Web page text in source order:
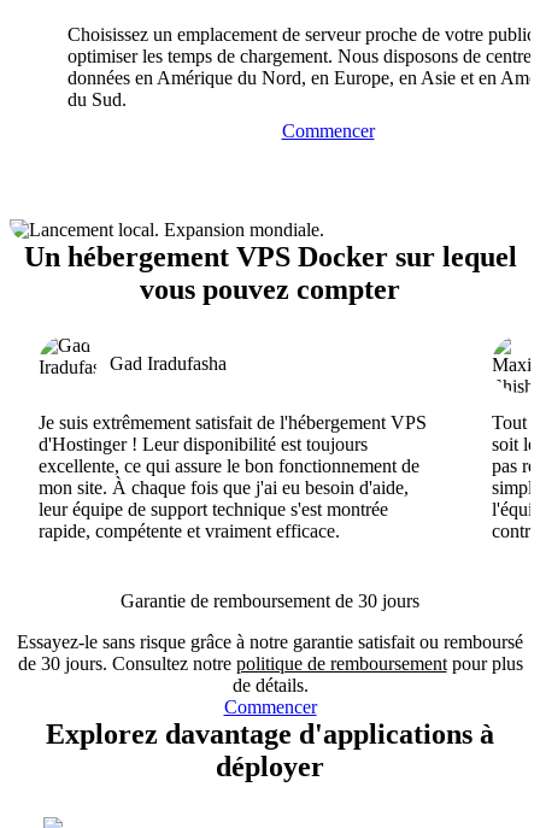
Choisissez un emplacement de serveur proche de votre
optimiser les temps de chargement. Nous disposons de
données en Amérique du Nord, en Europe, en Asie et en
du Sud.
Commencer
Un hébergement VPS Docker sur lequel
vous pouvez compter
Gad Iradufasha
Je suis extrêmement satisfait de l'hébergement VPS
d'Hostinger ! Leur disponibilité est toujours
excellente, ce qui assure le bon fonctionnement de
mon site. À chaque fois que j'ai eu besoin d'aide,
leur équipe de support technique s'est montrée
rapide, compétente et vraiment efficace.
Tout
soit
pas
Garantie de remboursement de 30 jours
Essayez-le sans risque grâce à notre garantie satisfait ou remboursé
de 30 jours. Consultez notre politique de remboursementpour plus
de détails.
Commencer
Explorez davantage d'applications à
déployer